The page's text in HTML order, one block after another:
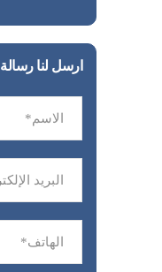
ارسل لنا رسالة